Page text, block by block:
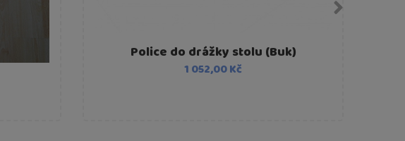
Police do drážky stolu (Buk)
1 052,00 Kč